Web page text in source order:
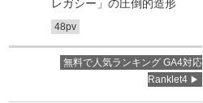
レガシー」の圧倒的造形
48pv
無料で人気ランキング GA4対応
Ranklet4